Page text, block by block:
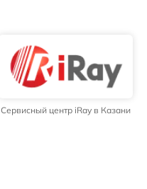
Сервисный центр iRay в Казани